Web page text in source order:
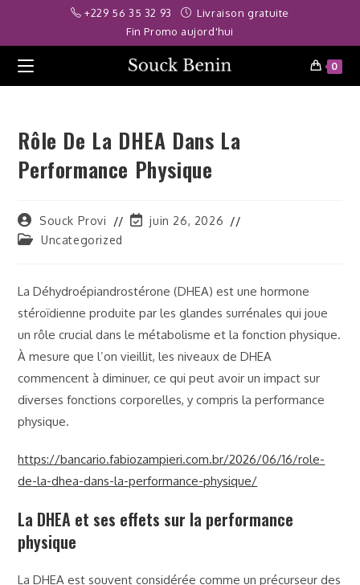
deneme bonusuDeneme bonusu veren siteler 2026
content
+229 56 35 32 93
Livraison gratuite
Fin Promo aujord'hui
0
Rôle De La DHEA Dans La
Performance Physique
Auteur/autrice
de
Souck Provi
Dernière
juin 26, 2026
PostUncategorized
La Déhydroépiandrostérone (DHEA) est une hormone
stéroïdienne produite par les glandes surrénales qui joue
un rôle crucial dans le métabolisme et la fonction physique.
À mesure que l’on vieillit, les niveaux de DHEA
commencent à diminuer, ce qui peut avoir un impact sur
diverses fonctions corporelles, y compris la performance
physique.
https://bancario.fabiozampieri.com.br/2026/06/16/role-
de-la-dhea-dans-la-performance-physique/
La DHEA et ses effets sur la performance
physique
La DHEA est souvent considérée comme un précurseur des